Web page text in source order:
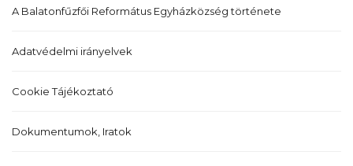
A Balatonfűzfői Református Egyházközség története
Adatvédelmi irányelvek
Cookie Tájékoztató
Dokumentumok, Iratok